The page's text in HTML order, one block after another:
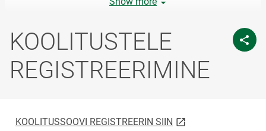
KOOLITUSTELE
REGISTREERIMINE
KOOLITUSSOOVI REGISTREERIN SIIN link opens on new